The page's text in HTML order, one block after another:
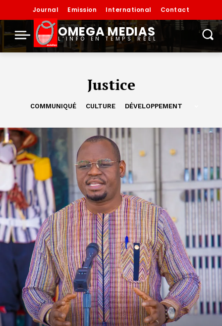
Journal Emission International Contact
OMEGA MEDIAS
L'INFO EN TEMPS RÉEL
Justice
COMMUNIQUÉ CULTURE DÉVELOPPEMENT